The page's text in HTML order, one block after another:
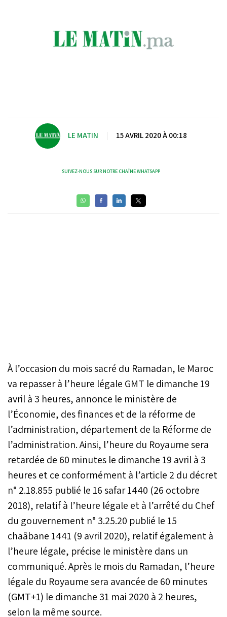
LE MATIN 15 AVRIL 2020 À 00:18
SUIVEZ-NOUS SUR NOTRE CHAÎNE WHATSAPP
À l’occasion du mois sacré du Ramadan, le Maroc
va repasser à l’heure légale GMT le dimanche 19
avril à 3 heures, annonce le ministère de
l’Économie, des finances et de la réforme de
l’administration, département de la Réforme de
l’administration. Ainsi, l’heure du Royaume sera
retardée de 60 minutes le dimanche 19 avril à 3
heures et ce conformément à l’article 2 du décret
n° 2.18.855 publié le 16 safar 1440 (26 octobre
2018), relatif à l’heure légale et à l’arrêté du Chef
du gouvernement n° 3.25.20 publié le 15
chaâbane 1441 (9 avril 2020), relatif également à
l’heure légale, précise le ministère dans un
communiqué. Après le mois du Ramadan, l’heure
légale du Royaume sera avancée de 60 minutes
(GMT+1) le dimanche 31 mai 2020 à 2 heures,
selon la même source.